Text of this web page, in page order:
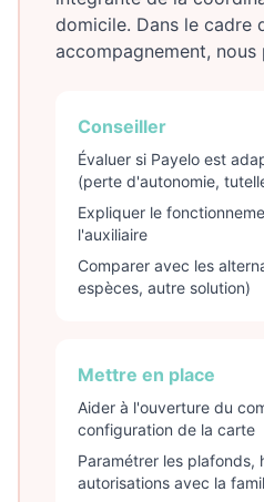
domicile. Dans le cadre
accompagnement, nous
Conseiller
Évaluer si Payelo est
(perte d'autonomie,
Expliquer le
l'auxiliaire
Comparer avec les
espèces, autre solution)
Mettre en place
Aider à l'ouverture du
configuration de la carte
Paramétrer les plafonds,
autorisations avec la